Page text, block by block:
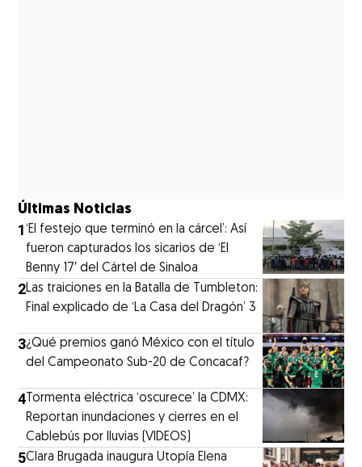
Últimas Noticias
1‘El festejo que terminó en la cárcel’: Así
fueron capturados los sicarios de ‘El
Benny 17′ del Cártel de Sinaloa
2Las traiciones en la Batalla de Tumbleton:
Final explicado de ‘La Casa del Dragón’ 3
3¿Qué premios ganó México con el título
del Campeonato Sub-20 de Concacaf?
4 Tormenta eléctrica ‘oscurece’ la CDMX:
Reportan inundaciones y cierres en el
Cablebús por lluvias (VIDEOS)
5Clara Brugada inaugura Utopía Elena